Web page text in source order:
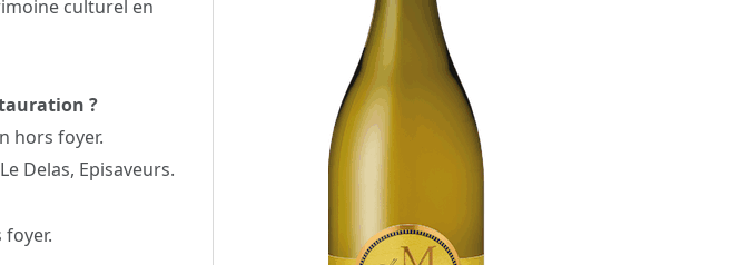
culturel en
?
hors foyer.
Delas, Episaveurs.